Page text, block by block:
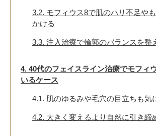
3.2. モフィウス8で肌のハリ不足や
かける
3.3. 注入治療で輪郭のバランスを整
4. 40代のフェイスライン治療でモフィ
いるケース
4.1. 肌のゆるみや毛穴の目立ちも気
4.2. 大きく変えるより自然に引き締